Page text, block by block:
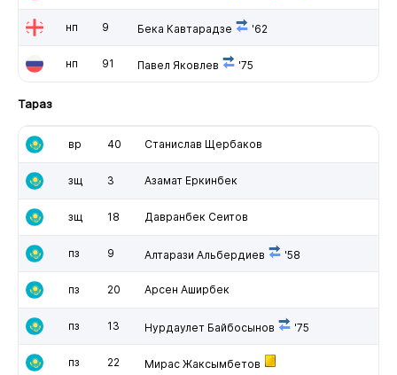
нп 9 Бека Кавтарадзе '62
нп 91 Павел Яковлев '75
Тараз
вр 40 Станислав Щербаков
зщ 3 Азамат Еркинбек
зщ 18 Давранбек Сеитов
пз 9 Алтарази Альбердиев '58
пз 20 Арсен Аширбек
пз 13 Нурдаулет Байбосынов '75
пз 22 Мирас Жаксымбетов